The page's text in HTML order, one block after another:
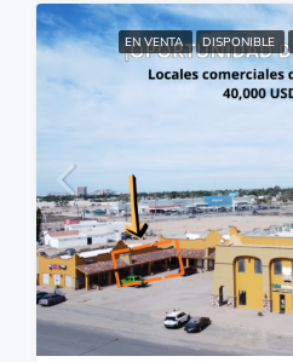
EN VENTA DISPONIBLE